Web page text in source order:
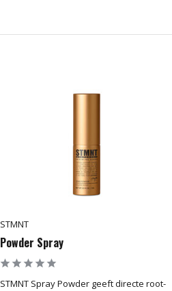
STMNT
Powder Spray
STMNT Spray Powder geeft directe root-